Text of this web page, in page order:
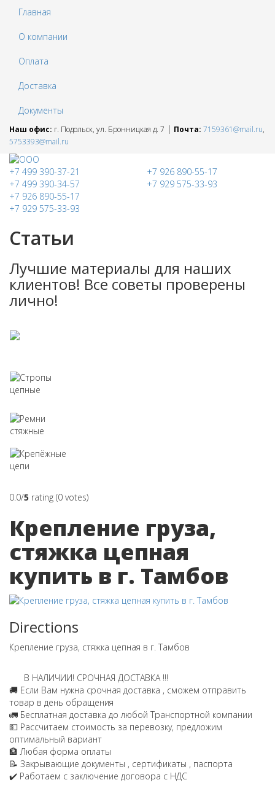
Главная
О компании
Оплата
Доставка
Документы
Наш офис: г. Подольск, ул. Бронницкая д. 7 | Почта: 7159361@mail.ru,
5753393@mail.ru
+7 499 390-37-21
+7 499 390-34-57
+7 926 890-55-17
+7 929 575-33-93
+7 926 890-55-17
+7 929 575-33-93
Статьи
Лучшие материалы для наших
клиентов! Все советы проверены
лично!
0.0/5 rating (0 votes)
Крепление груза,
стяжка цепная
купить в г. Тамбов
Directions
Крепление груза, стяжка цепная в г. Тамбов
В НАЛИЧИИ! СРОЧНАЯ ДОСТАВКА !!!
🚚 Если Вам нужна срочная доставка , сможем отправить
товар в день обращения
🚛 Бесплатная доставка до любой Транспортной компании
💵 Рассчитаем стоимость за перевозку, предложим
оптимальный вариант
🏦 Любая форма оплаты
📝 Закрывающие документы , сертификаты , паспорта
✔️ Работаем с заключение договора с НДС